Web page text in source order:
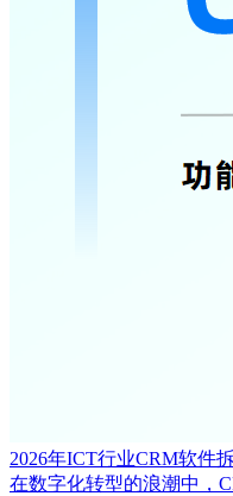
2026年ICT行业CRM软件
在数字化转型的浪潮中，